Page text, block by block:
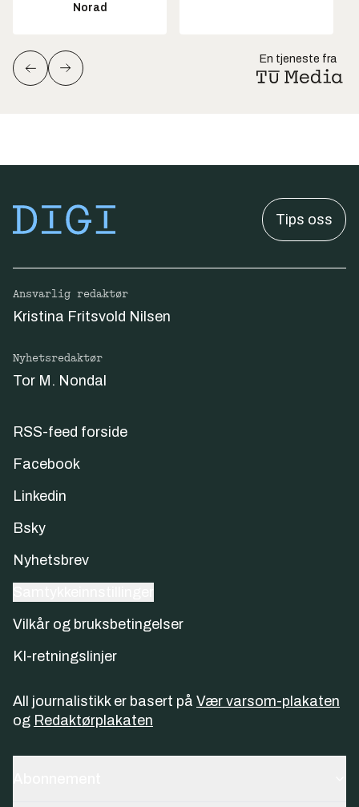
Norad
En tjeneste fra
Tips oss
Ansvarlig redaktør
Kristina Fritsvold Nilsen
Nyhetsredaktør
Tor M. Nondal
RSS-feed forside
Facebook
Linkedin
Bsky
Nyhetsbrev
Vilkår og bruksbetingelser
KI-retningslinjer
All journalistikk er basert på Vær varsom-plakaten
og Redaktørplakaten